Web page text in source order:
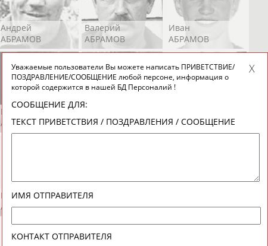
Андрей
АБРАМОВ
Валерий
АБРАМОВ
Иван
АБРАМОВ
Екатерина
АБРАМОВА
Ирина
АБРАМОВА
АБРАМОВА
Иракли
АБРАМЯН
Осеп
АБРАМЯН
АБРАРОВ
Уважаемые пользователи Вы можете написать ПРИВЕТСТВИЕ/
ПОЗДРАВЛЕНИЕ/СООБЩЕНИЕ любой персоне, информация о
которой содержится в нашей БД Персоналий !
СООБЩЕНИЕ ДЛЯ:
ТЕКСТ ПРИВЕТСТВИЯ / ПОЗДРАВЛЕНИЯ / СООБЩЕНИЕ
ИМЯ ОТПРАВИТЕЛЯ
КОНТАКТ ОТПРАВИТЕЛЯ